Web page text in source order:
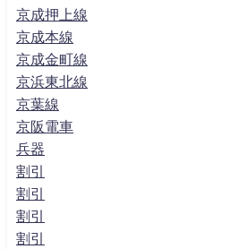
京成押上線
京成本線
京成金町線
京浜東北線
京葉線
京阪電車
兵器
割引
割引
割引
割引